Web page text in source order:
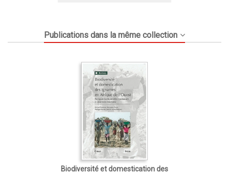
Publications dans la même collection
Biodiversité et domestication des